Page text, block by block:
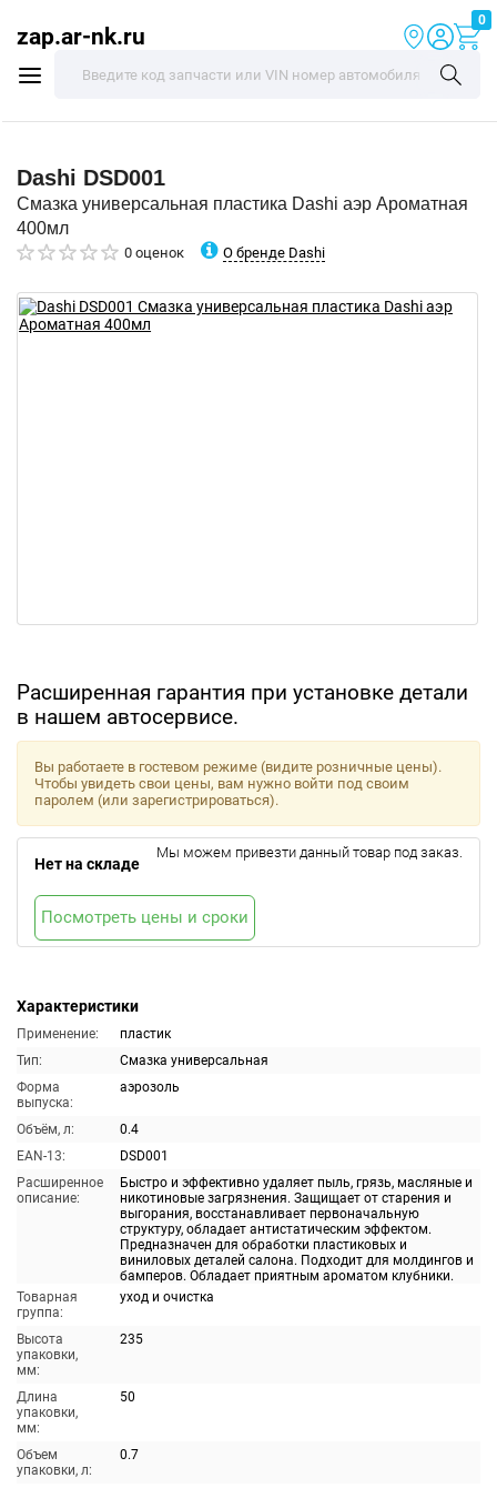
zap.ar-nk.ru
0
Dashi DSD001
Смазка универсальная пластика Dashi аэр Ароматная
400мл
0 оценок О бренде Dashi
Расширенная гарантия при установке детали
в нашем автосервисе.
Характеристики
Применение:
пластик
Тип:
Смазка универсальная
Форма
выпуска:
аэрозоль
Объём, л:
0.4
EAN-13:
DSD001
Расширенное
описание:
Быстро и эффективно удаляет пыль, грязь, масляные и
никотиновые загрязнения. Защищает от старения и
выгорания, восстанавливает первоначальную
структуру, обладает антистатическим эффектом.
Предназначен для обработки пластиковых и
виниловых деталей салона. Подходит для молдингов и
бамперов. Обладает приятным ароматом клубники.
Товарная
группа:
уход и очистка
Высота
упаковки,
мм:
235
Длина
упаковки,
мм:
50
Объем
упаковки, л:
0.7
Вы работаете в гостевом режиме (видите розничные цены).
Чтобы увидеть свои цены, вам нужно войти под своим
паролем (или зарегистрироваться).
Нет на складе
Мы можем привезти данный товар под заказ.
Посмотреть цены и сроки